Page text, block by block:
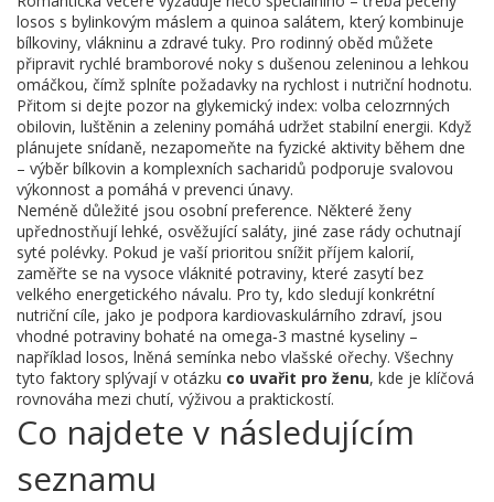
losos s bylinkovým máslem a quinoa salátem, který kombinuje
bílkoviny, vlákninu a zdravé tuky. Pro rodinný oběd můžete
připravit rychlé bramborové noky s dušenou zeleninou a lehkou
omáčkou, čímž splníte požadavky na rychlost i nutriční hodnotu.
Přitom si dejte pozor na glykemický index: volba celozrnných
obilovin, luštěnin a zeleniny pomáhá udržet stabilní energii. Když
plánujete snídaně, nezapomeňte na fyzické aktivity během dne
– výběr bílkovin a komplexních sacharidů podporuje svalovou
výkonnost a pomáhá v prevenci únavy.
Neméně důležité jsou osobní preference. Některé ženy
upřednostňují lehké, osvěžující saláty, jiné zase rády ochutnají
syté polévky. Pokud je vaší prioritou snížit příjem kalorií,
zaměřte se na vysoce vláknité potraviny, které zasytí bez
velkého energetického návalu. Pro ty, kdo sledují konkrétní
nutriční cíle, jako je podpora kardiovaskulárního zdraví, jsou
vhodné potraviny bohaté na omega‑3 mastné kyseliny –
například losos, lněná semínka nebo vlašské ořechy. Všechny
tyto faktory splývají v otázku co uvařit pro ženu, kde je klíčová
rovnováha mezi chutí, výživou a praktickostí.
Co najdete v následujícím
seznamu